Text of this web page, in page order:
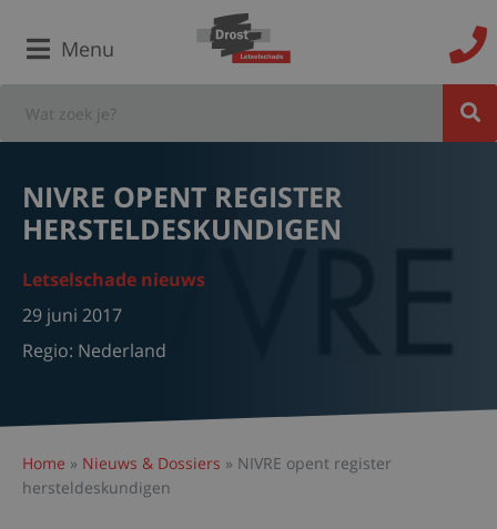
Menu
NIVRE OPENT REGISTER
HERSTELDESKUNDIGEN
Letselschade nieuws
29 juni 2017
Regio: Nederland
Home » Nieuws & Dossiers » NIVRE opent register
hersteldeskundigen